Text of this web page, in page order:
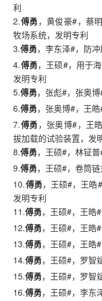
利
2.傅勇 ，黄俊豪#，蔡
牧场系统，发明专利
3.傅勇，李东泽#，防
4.傅勇，王硕#，用于
发明专利
5.傅勇，张彪#，张奥
6.傅勇，张奥博#，王
7.傅勇 ，张奥博#，王
拔加载的试验装置，发
8.傅勇，王硕#，林钲
9.傅勇，王硕#，卷筒
10.傅勇，王硕#，王皓
发明专利
11.傅勇，王硕#，王皓
12.傅勇，王硕#，王皓
13.傅勇，王硕#，王皓
14.傅勇，王硕#，罗智
15.傅勇，王硕#，罗智
16.傅勇，王硕#，李东